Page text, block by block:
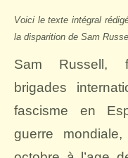
Voici le texte intégral
la disparition de Sam
Sam Russell,
brigades
fascisme en
guerre